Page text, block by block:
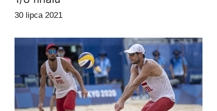
30 lipca 2021